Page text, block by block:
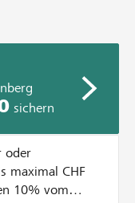
sichern
maximal CHF